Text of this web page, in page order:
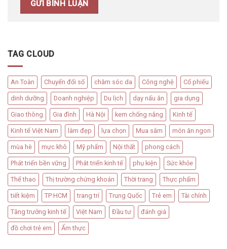
TAG CLOUD
An Toàn Chuyển đổi số chăm sóc da Công nghệ Cổ phiếu
dinh dưỡng Doanh nghiệp Du lịch dạy nấu ăn gia dụng
Giao thông Gia đình Hà Nội kem chống nắng Kinh tế
Kinh tế Việt Nam làm đẹp lựa chọn Mua sắm món ăn ngon
mùa hè mực khô Mỹ phẩm Nội thất phong cách
Phát triển bền vững Phát triển kinh tế phụ kiện Sức khỏe
Thể thao Thị trường chứng khoán Thời trang Thực phẩm
tiết kiệm TP HCM trang trí Trung Quốc Trẻ em Tài chính
Tăng trưởng kinh tế Việt Nam Đầu tư đánh giá
đồ chơi trẻ em Ẩm thực